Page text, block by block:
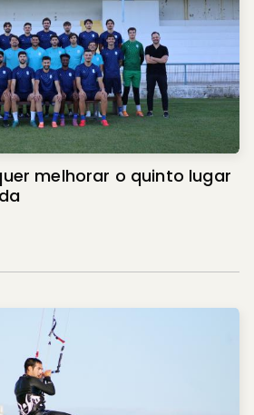
melhorar o quinto lugar